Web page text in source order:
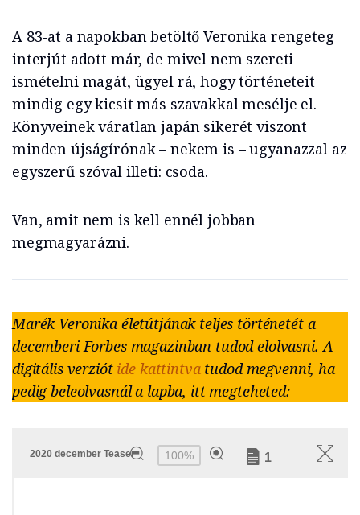
A 83-at a napokban betöltő Veronika rengeteg
interjút adott már, de mivel nem szereti
ismételni magát, ügyel rá, hogy történeteit
mindig egy kicsit más szavakkal mesélje el.
Könyveinek váratlan japán sikerét viszont
minden újságírónak – nekem is – ugyanazzal az
egyszerű szóval illeti: csoda.
Van, amit nem is kell ennél jobban
megmagyarázni.
Marék Veronika életútjának teljes történetét a
decemberi Forbes magazinban tudod elolvasni. A
digitális verziót ide kattintvatudod megvenni, ha
pedig beleolvasnál a lapba, itt megteheted: